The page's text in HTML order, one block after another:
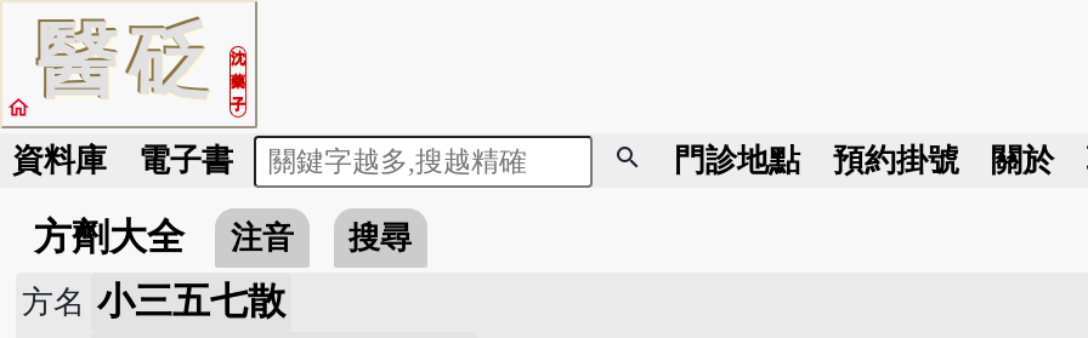
醫砭
沈
藥
子
home
資料庫 電子書 search 門診地點 預約掛號 關於
方劑大全 注音
搜尋
方名 小三五七散